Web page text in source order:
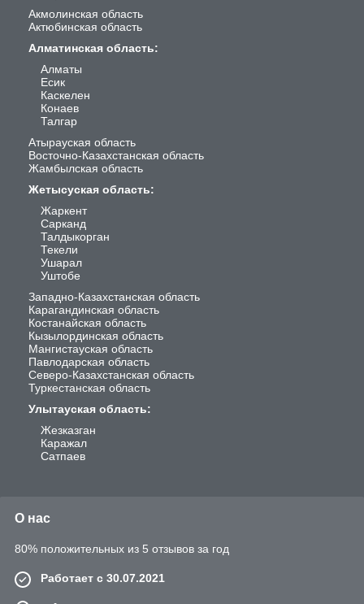
Акмолинская область
Актюбинская область
Алматинская область:
Алматы
Есик
Каскелен
Конаев
Талгар
Атырауская область
Восточно-Казахстанская область
Жамбылская область
Жетысуская область:
Жаркент
Сарканд
Талдыкорган
Текели
Ушарал
Уштобе
Западно-Казахстанская область
Карагандинская область
Костанайская область
Кызылординская область
Мангистауская область
Павлодарская область
Северо-Казахстанская область
Туркестанская область
Улытауская область:
Жезказган
Каражал
Сатпаев
О нас
80% положительных из 5 отзывов за год
Работает с 30.07.2021